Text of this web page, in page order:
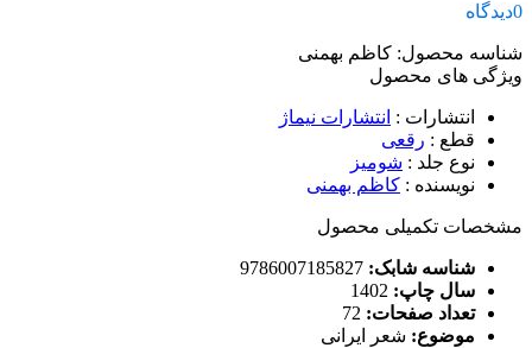
0دیدگاه
شناسه محصول: کاظم بهمنی
ویژگی های محصول
انتشارات : انتشارات نیماژ
قطع : رقعی
نوع جلد : شومیز
نویسنده : کاظم بهمنی
مشخصات تکمیلی محصول
شناسه شابک:
سال چاپ:
تعداد صفحات:
موضوع: شعر ایرانی